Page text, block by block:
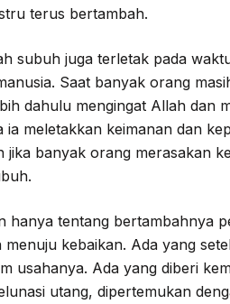
terus bertambah.
subuh juga terletak pada
Saat banyak orang
dahulu mengingat Allah dan
ia meletakkan keimanan dan
jika banyak orang merasakan
hanya tentang bertambahnya
menuju kebaikan. Ada yang
usahanya. Ada yang diberi
utang, dipertemukan